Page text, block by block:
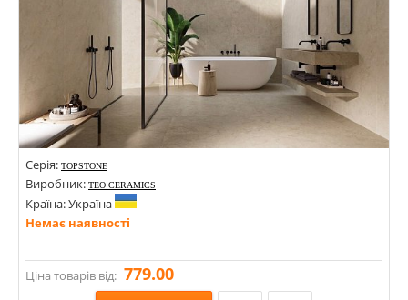
Серія: TOPSTONE
Виробник: TEO CERAMICS
Країна: Україна
Немає наявності
Ціна товарів від: 779.00